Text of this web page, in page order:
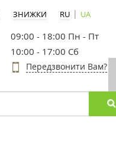
ЗНИЖКИ RU | UA
09:00 - 18:00 Пн - Пт
10:00 - 17:00 Сб
Передзвонити Вам?